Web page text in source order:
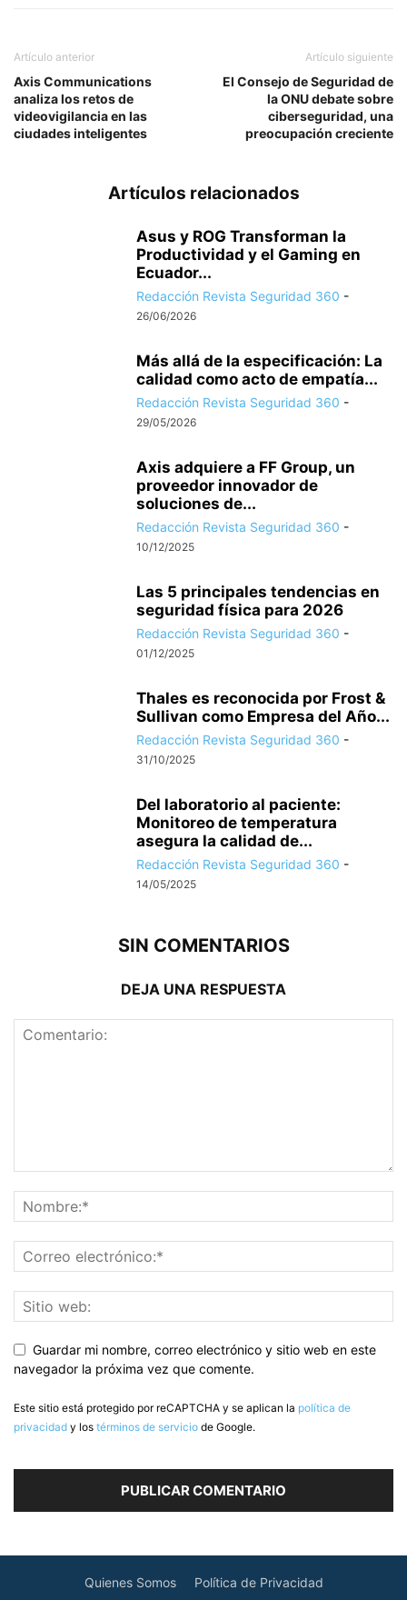
Artículo anterior
Axis Communications
analiza los retos de
videovigilancia en las
ciudades inteligentes
Artículo siguiente
El Consejo de Seguridad de
la ONU debate sobre
ciberseguridad, una
preocupación creciente
Artículos relacionados
Asus y ROG Transforman la
Productividad y el Gaming en
Ecuador...
Redacción Revista Seguridad 360 -
26/06/2026
Más allá de la especificación: La
calidad como acto de empatía...
Redacción Revista Seguridad 360 -
29/05/2026
Axis adquiere a FF Group, un
proveedor innovador de
soluciones de...
Redacción Revista Seguridad 360 -
10/12/2025
Las 5 principales tendencias en
seguridad física para 2026
Redacción Revista Seguridad 360 -
01/12/2025
Thales es reconocida por Frost &
Sullivan como Empresa del Año...
Redacción Revista Seguridad 360 -
31/10/2025
Del laboratorio al paciente:
Monitoreo de temperatura
asegura la calidad de...
Redacción Revista Seguridad 360 -
14/05/2025
SIN COMENTARIOS
DEJA UNA RESPUESTA
Guardar mi nombre, correo electrónico y sitio web en este
navegador la próxima vez que comente.
Este sitio está protegido por reCAPTCHA y se aplican la política de
privacidad y los términos de servicio de Google.
Quienes Somos Política de Privacidad